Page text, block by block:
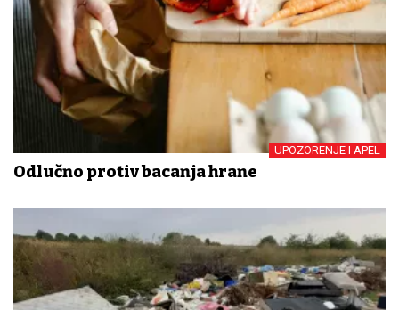
UPOZORENJE I APEL
Odlučno protiv bacanja hrane